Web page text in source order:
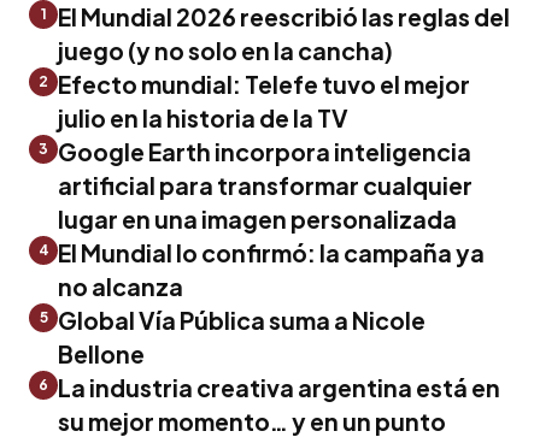
1
El Mundial 2026 reescribió las reglas del
juego (y no solo en la cancha)
2
Efecto mundial: Telefe tuvo el mejor
julio en la historia de la TV
3
Google Earth incorpora inteligencia
artificial para transformar cualquier
lugar en una imagen personalizada
4 El Mundial lo confirmó: la campaña ya
no alcanza
5
Global Vía Pública suma a Nicole
Bellone
6
La industria creativa argentina está en
su mejor momento… y en un punto